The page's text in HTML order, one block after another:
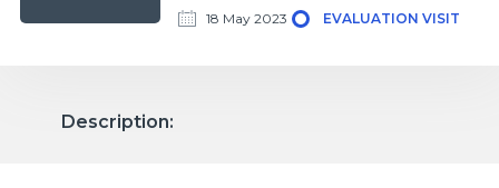
18 May 2023 EVALUATION VISIT
Description: